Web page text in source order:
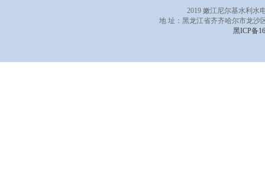
2019 嫩江尼尔基水利水
地 址：黑龙江省齐齐哈尔市龙
黑ICP备